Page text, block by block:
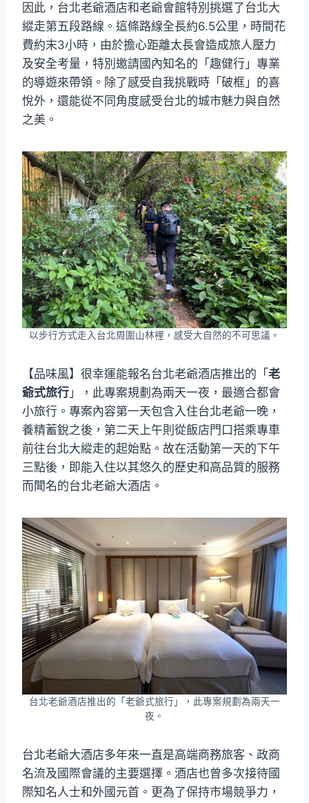
因此，台北老爺酒店和老爺會館特別挑選了台北大
縱走第五段路線。這條路線全長約6.5公里，時間花
費約末3小時，由於擔心距離太長會造成旅人壓力
及安全考量，特別邀請國內知名的「趣健行」專業
的導遊來帶領。除了感受自我挑戰時「破框」的喜
悅外，還能從不同角度感受台北的城市魅力與自然
之美。
以步行方式走入台北周圍山林裡，感受大自然的不可思議。
【品味風】很幸運能報名台北老爺酒店推出的「 老
爺式旅行 」，此專案規劃為兩天一夜，最適合都會
小旅行。專案內容第一天包含入住台北老爺一晚，
養精蓄銳之後，第二天上午則從飯店門口搭乘專車
前往台北大縱走的起始點。故在活動第一天的下午
三點後，即能入住以其悠久的歷史和高品質的服務
而聞名的台北老爺大酒店。
台北老爺酒店推出的「老爺式旅行」，此專案規劃為兩天一
夜。
台北老爺大酒店多年來一直是高端商務旅客、政商
名流及國際會議的主要選擇。酒店也曾多次接待國
際知名人士和外國元首。更為了保持市場競爭力，